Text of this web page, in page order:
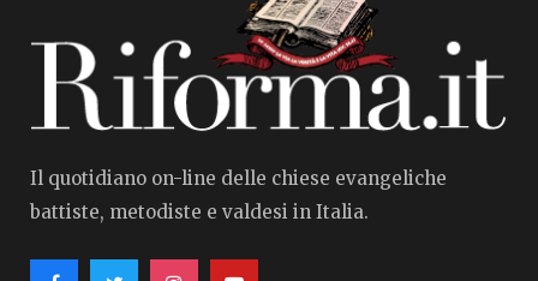
Il quotidiano on-line delle chiese evangeliche
battiste, metodiste e valdesi in Italia.